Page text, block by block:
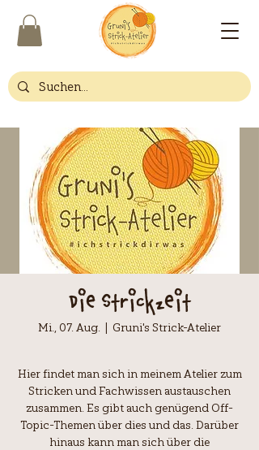
Die Strickzeit
Mi., 07. Aug.
  |
Gruni's Strick-Atelier
Hier findet man sich in meinem Atelier zum
Stricken und Fachwissen austauschen
zusammen. Es gibt auch genügend Off-
Topic-Themen über dies und das. Darüber
hinaus kann man sich über die